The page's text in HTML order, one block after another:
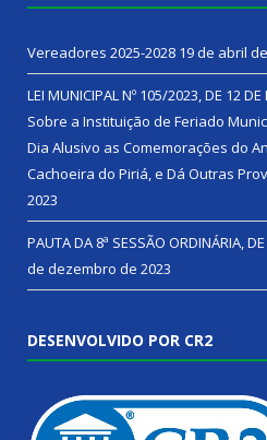
Vereadores 2025-2028 19 de abril
LEI MUNICIPAL Nº 105/2023, DE 12
Sobre a Instituição de Feriado
Dia Alusivo as Comemorações do
Cachoeira do Piriá, e Dá Outras
2023
PAUTA DA 8ª SESSÃO ORDINÁRIA,
de dezembro de 2023
DESENVOLVIDO POR CR2